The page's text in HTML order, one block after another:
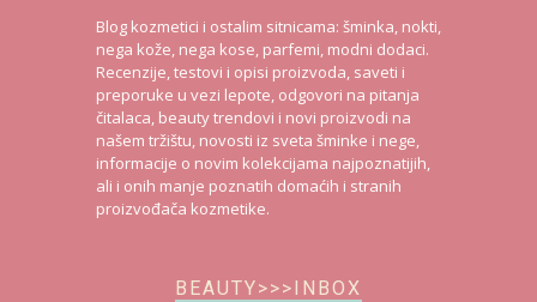
Blog kozmetici i ostalim sitnicama: šminka, nokti,
nega kože, nega kose, parfemi, modni dodaci.
Recenzije, testovi i opisi proizvoda, saveti i
preporuke u vezi lepote, odgovori na pitanja
čitalaca, beauty trendovi i novi proizvodi na
našem tržištu, novosti iz sveta šminke i nege,
informacije o novim kolekcijama najpoznatijih,
ali i onih manje poznatih domaćih i stranih
proizvođača kozmetike.
BEAUTY>>>INBOX